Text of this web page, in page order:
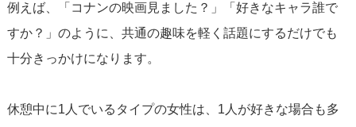
例えば、「コナンの映画見ました？」「好きなキャラ誰で
すか？」のように、共通の趣味を軽く話題にするだけでも
十分きっかけになります。
休憩中に1人でいるタイプの女性は、1人が好きな場合も多